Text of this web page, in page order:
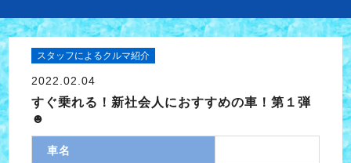
スタッフによるクルマ紹介
2022.02.04
すぐ乗れる！新社会人におすすめの車！第１弾
☻
車名